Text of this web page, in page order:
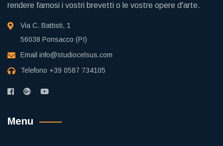
rendere famosi i vostri brevetti o le vostre opere d'arte.
Via C. Battisti, 1
56038 Ponsacco (PI)
Email info@studiocelsus.com
Telefono +39 0587 734105
Menu